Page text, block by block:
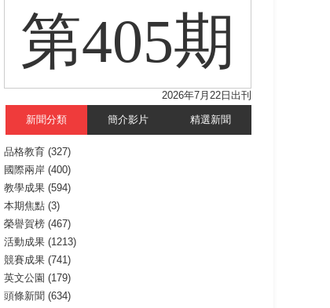
第405期
2026年7月22日出刊
新聞分類 簡介影片 精選新聞
品格教育 (327)
國際兩岸 (400)
教學成果 (594)
本期焦點 (3)
榮譽賀榜 (467)
活動成果 (1213)
競賽成果 (741)
英文公園 (179)
頭條新聞 (634)